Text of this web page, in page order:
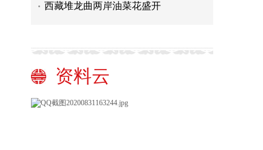
西藏堆龙曲两岸油菜花盛开
资料云